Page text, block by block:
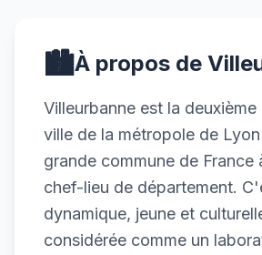
🏙️À propos de
Villeurbanne est la
ville de la métropole de
grande commune de France
chef-lieu de département.
dynamique, jeune et
considérée comme un